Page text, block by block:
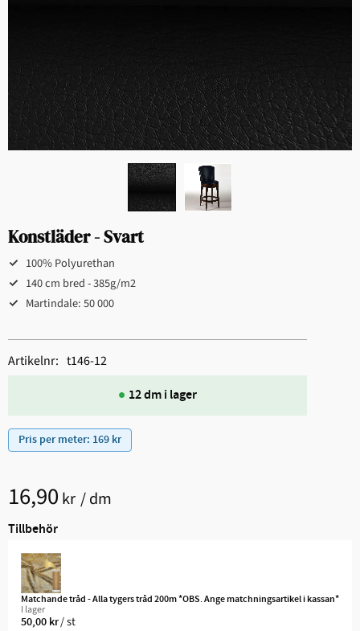
Konstläder - Svart
100% Polyurethan
140 cm bred - 385g/m2
Martindale: 50 000
Pris per meter: 169 kr
16,90 kr /dm
Tillbehör
Matchande tråd - Alla tygers tråd 200m *OBS. Ange matchningsartikel i kassan*
I lager
50,00 kr/st
12 dm i lager
Artikelnr t146-12